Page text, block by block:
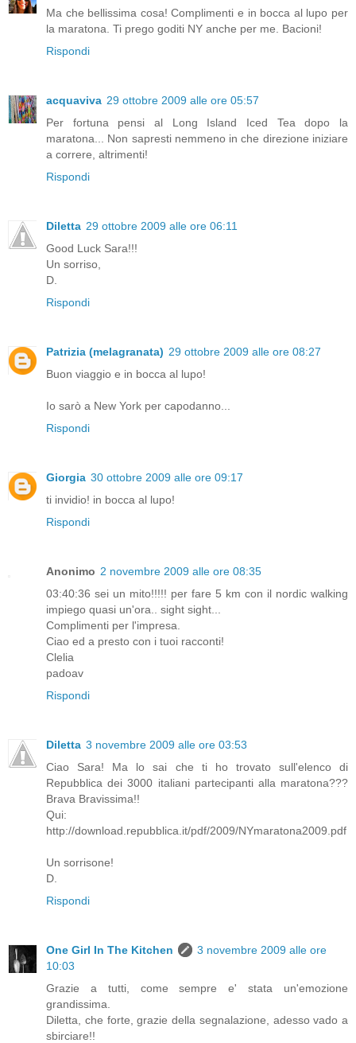
Ma che bellissima cosa! Complimenti e in bocca al lupo per
la maratona. Ti prego goditi NY anche per me. Bacioni!
Rispondi
acquaviva 29 ottobre 2009 alle ore 05:57
Per fortuna pensi al Long Island Iced Tea dopo la
maratona... Non sapresti nemmeno in che direzione iniziare
a correre, altrimenti!
Rispondi
Diletta 29 ottobre 2009 alle ore 06:11
Good Luck Sara!!!
Un sorriso,
D.
Rispondi
Patrizia (melagranata) 29 ottobre 2009 alle ore 08:27
Buon viaggio e in bocca al lupo!
Io sarò a New York per capodanno...
Rispondi
Giorgia 30 ottobre 2009 alle ore 09:17
ti invidio! in bocca al lupo!
Rispondi
Anonimo 2 novembre 2009 alle ore 08:35
03:40:36 sei un mito!!!!! per fare 5 km con il nordic walking
impiego quasi un'ora.. sight sight...
Complimenti per l'impresa.
Ciao ed a presto con i tuoi racconti!
Clelia
padoav
Rispondi
Diletta 3 novembre 2009 alle ore 03:53
Ciao Sara! Ma lo sai che ti ho trovato sull'elenco di
Repubblica dei 3000 italiani partecipanti alla maratona???
Brava Bravissima!!
Qui:
http://download.repubblica.it/pdf/2009/NYmaratona2009.pdf
Un sorrisone!
D.
Rispondi
One Girl In The Kitchen
3 novembre 2009 alle ore
10:03
Grazie a tutti, come sempre e' stata un'emozione
grandissima.
Diletta, che forte, grazie della segnalazione, adesso vado a
sbirciare!!